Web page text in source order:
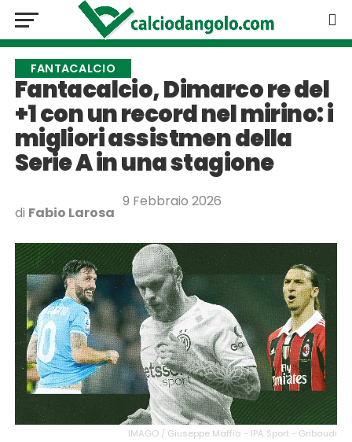
FANTACALCIO
Fantacalcio, Dimarco re del
+1 con un record nel mirino: i
migliori assistmen della
Serie A in una stagione
di Fabio Larosa
9 Febbraio 2026
IMAGO / Giuseppe Maffia - IPA Sport - Gribaudi